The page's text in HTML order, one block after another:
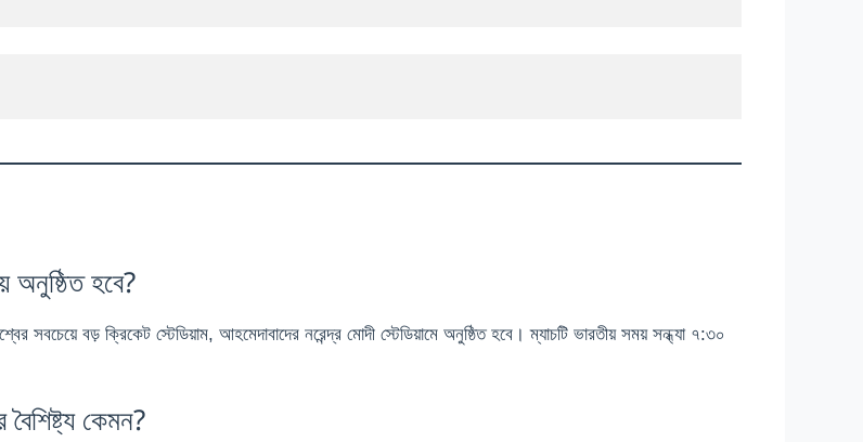
হবে?
বড় ক্রিকেট স্টেডিয়াম, আহমেদাবাদের নরেন্দ্র মোদী স্টেডিয়ামে অনুষ্ঠিত হবে। ম্যাচটি ভারতীয় সময় সন্ধ্যা ৭:৩০
কেমন?